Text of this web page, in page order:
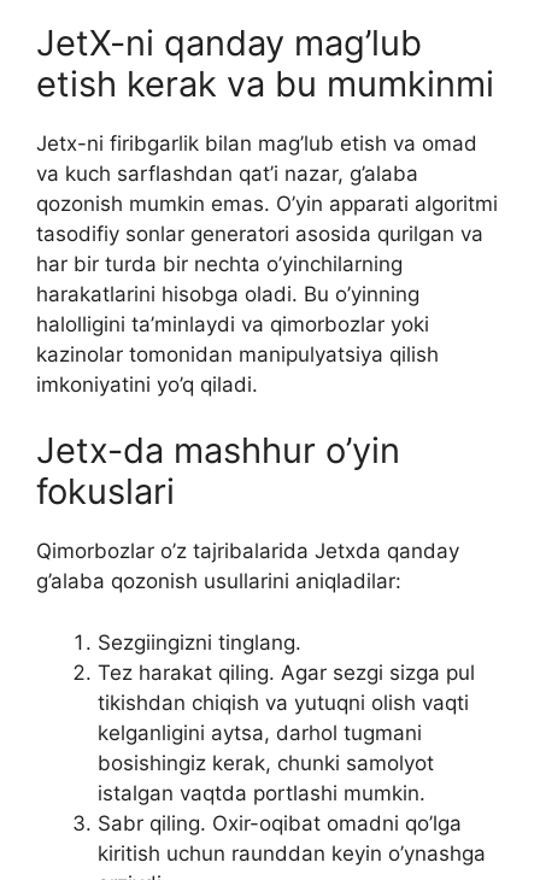
JetX-ni qanday mag’lub
etish kerak va bu mumkinmi
Jetx-ni firibgarlik bilan mag’lub etish va omad
va kuch sarflashdan qat’i nazar, g’alaba
qozonish mumkin emas. O’yin apparati algoritmi
tasodifiy sonlar generatori asosida qurilgan va
har bir turda bir nechta o’yinchilarning
harakatlarini hisobga oladi. Bu o’yinning
halolligini ta’minlaydi va qimorbozlar yoki
kazinolar tomonidan manipulyatsiya qilish
imkoniyatini yo’q qiladi.
Jetx-da mashhur o’yin
fokuslari
Qimorbozlar o’z tajribalarida Jetxda qanday
g’alaba qozonish usullarini aniqladilar:
Sezgiingizni tinglang.
Tez harakat qiling. Agar sezgi sizga pul
tikishdan chiqish va yutuqni olish vaqti
kelganligini aytsa, darhol tugmani
bosishingiz kerak, chunki samolyot
istalgan vaqtda portlashi mumkin.
Sabr qiling. Oxir-oqibat omadni qo’lga
kiritish uchun raunddan keyin o’ynashga